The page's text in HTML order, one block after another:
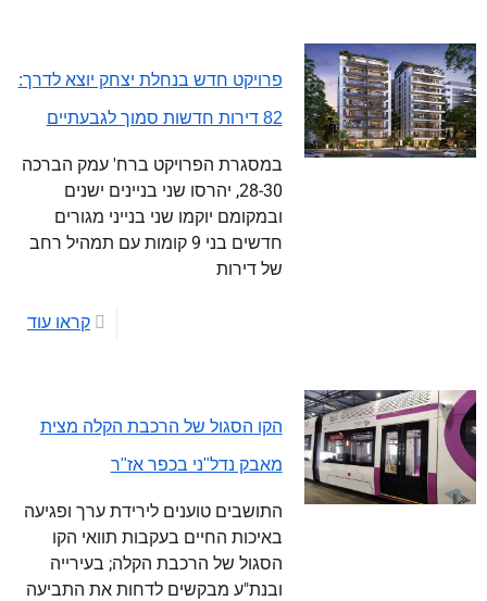
פרויקט חדש בנחלת יצחק יוצא לדרך:
82 דירות חדשות סמוך לגבעתיים
במסגרת הפרויקט ברח' עמק הברכה
28-30, יהרסו שני בניינים ישנים
ובמקומם יוקמו שני בנייני מגורים
חדשים בני 9 קומות עם תמהיל רחב
של דירות
קראו עוד
הקו הסגול של הרכבת הקלה מצית
מאבק נדל"ני בכפר אז"ר
התושבים טוענים לירידת ערך ופגיעה
באיכות החיים בעקבות תוואי הקו
הסגול של הרכבת הקלה; בעירייה
ובנת"ע מבקשים לדחות את התביעה